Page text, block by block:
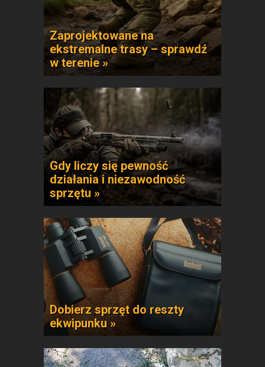
Zaprojektowane na
ekstremalne trasy – sprawdź
w terenie »
Gdy liczy się pewność
działania i niezawodność
sprzętu »
Dobierz sprzęt do reszty
ekwipunku »